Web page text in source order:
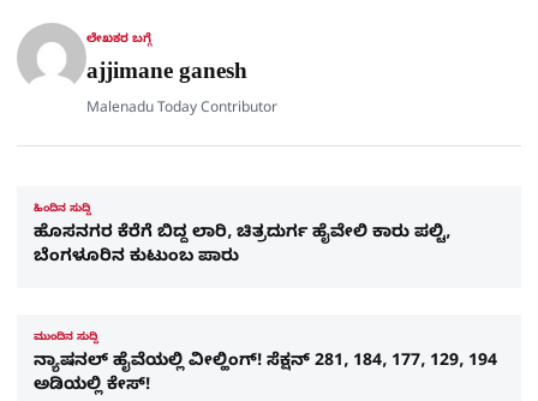
ಲೇಖಕರ ಬಗ್ಗೆ
ajjimane ganesh
Malenadu Today Contributor
ಹಿಂದಿನ ಸುದ್ದಿ
ಹೊಸನಗರ ಕೆರೆಗೆ ಬಿದ್ದ ಲಾರಿ, ಚಿತ್ರದುರ್ಗ ಹೈವೇಲಿ ಕಾರು ಪಲ್ಟಿ,
ಬೆಂಗಳೂರಿನ ಕುಟುಂಬ ಪಾರು
ಮುಂದಿನ ಸುದ್ದಿ
ನ್ಯಾಷನಲ್ ಹೈವೆಯಲ್ಲಿ ವೀಲ್ಹಿಂಗ್​! ಸೆಕ್ಷನ್ 281,​ 184, 177, 129, 194
ಅಡಿಯಲ್ಲಿ ಕೇಸ್!